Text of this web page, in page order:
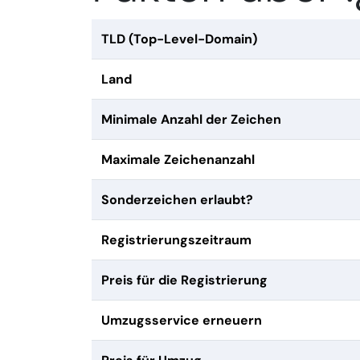
TLD (Top-Level-Domain)
Land
Minimale Anzahl der Zeichen
Maximale Zeichenanzahl
Sonderzeichen erlaubt?
Registrierungszeitraum
Preis für die Registrierung
Umzugsservice erneuern